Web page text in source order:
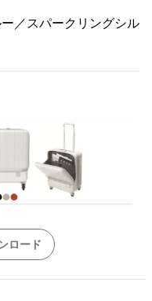
スパークリングシル
ロード